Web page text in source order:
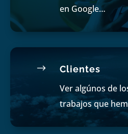
en Google…
$ Clientes
Ver algúnos de
trabajos que